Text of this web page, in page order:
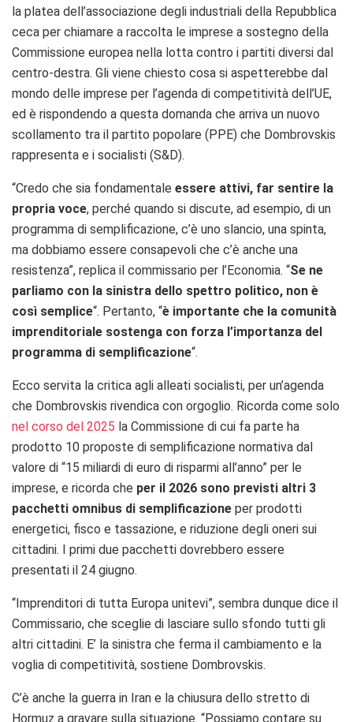
la platea dell’associazione degli industriali della Repubblica
ceca per chiamare a raccolta le imprese a sostegno della
Commissione europea nella lotta contro i partiti diversi dal
centro-destra. Gli viene chiesto cosa si aspetterebbe dal
mondo delle imprese per l’agenda di competitività dell’UE,
ed è rispondendo a questa domanda che arriva un nuovo
scollamento tra il partito popolare (PPE) che Dombrovskis
rappresenta e i socialisti (S&D).
“Credo che sia fondamentale essere attivi, far sentire la
propria voce, perché quando si discute, ad esempio, di un
programma di semplificazione, c’è uno slancio, una spinta,
ma dobbiamo essere consapevoli che c’è anche una
resistenza”, replica il commissario per l’Economia. “Se ne
parliamo con la sinistra dello spettro politico, non è
così semplice“. Pertanto, “è importante che la comunità
imprenditoriale sostenga con forza l’importanza del
programma di semplificazione“.
Ecco servita la critica agli alleati socialisti, per un’agenda
che Dombrovskis rivendica con orgoglio. Ricorda come solo
nel corso del 2025 la Commissione di cui fa parte ha
prodotto 10 proposte di semplificazione normativa dal
valore di “15 miliardi di euro di risparmi all’anno” per le
imprese, e ricorda che per il 2026 sono previsti altri 3
pacchetti omnibus di semplificazione per prodotti
energetici, fisco e tassazione, e riduzione degli oneri sui
cittadini. I primi due pacchetti dovrebbero essere
presentati il 24 giugno.
“Imprenditori di tutta Europa unitevi”, sembra dunque dice il
Commissario, che sceglie di lasciare sullo sfondo tutti gli
altri cittadini. E’ la sinistra che ferma il cambiamento e la
voglia di competitività, sostiene Dombrovskis.
C’è anche la guerra in Iran e la chiusura dello stretto di
Hormuz a gravare sulla situazione. “Possiamo contare su